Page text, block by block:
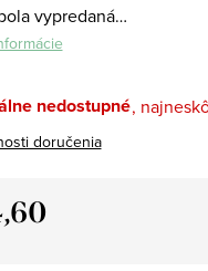
vypredaná…
nedostupné
doručenia